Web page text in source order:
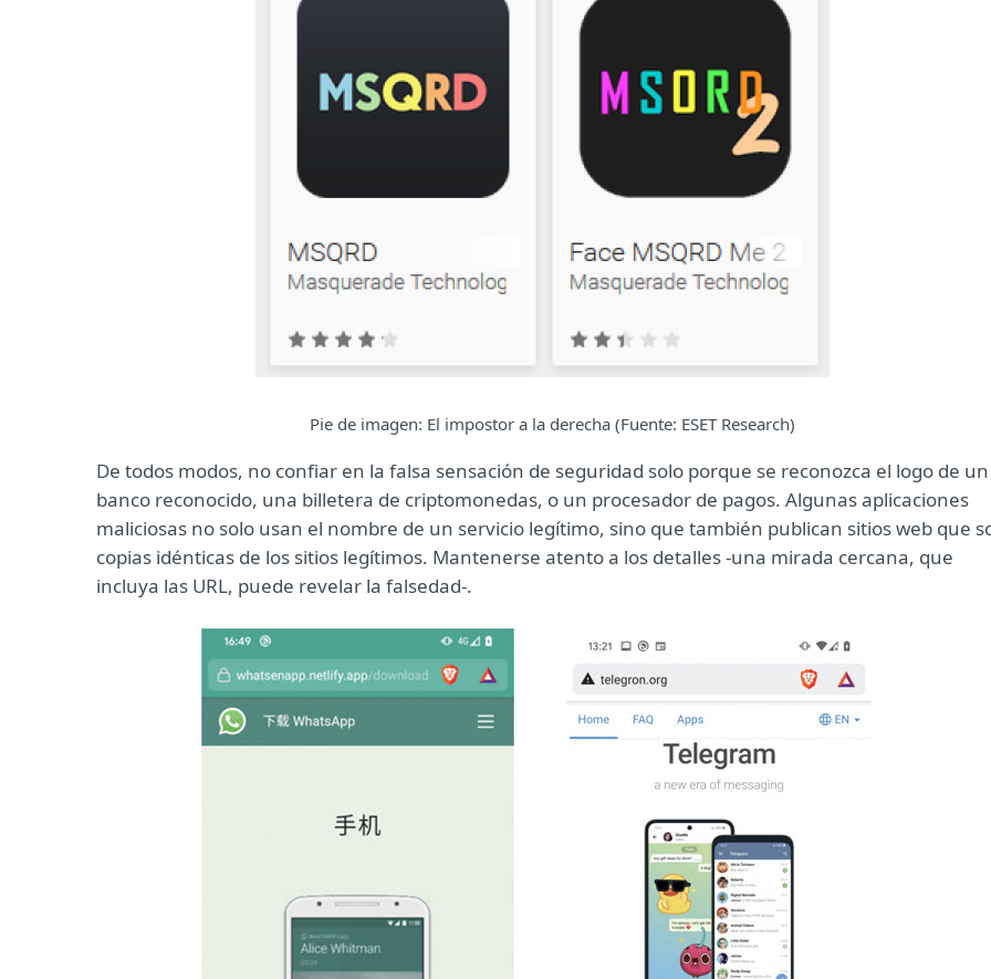
Pie de imagen: El impostor a la derecha (Fuente: ESET Research)
De todos modos, no confiar en la falsa sensación de seguridad solo porque se reconozca el logo de un
banco reconocido, una billetera de criptomonedas, o un procesador de pagos. Algunas aplicaciones
maliciosas no solo usan el nombre de un servicio legítimo, sino que también publican sitios web que
copias idénticas de los sitios legítimos. Mantenerse atento a los detalles -una mirada cercana, que
incluya las URL, puede revelar la falsedad-.